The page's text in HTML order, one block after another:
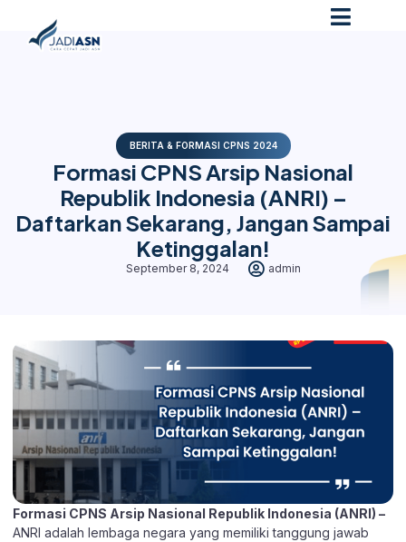
BERITA & FORMASI CPNS 2024
Formasi CPNS Arsip Nasional
Republik Indonesia (ANRI) –
Daftarkan Sekarang, Jangan Sampai
Ketinggalan!
September 8, 2024 admin
Formasi CPNS Arsip Nasional Republik Indonesia (ANRI) –
ANRI adalah lembaga negara yang memiliki tanggung jawab